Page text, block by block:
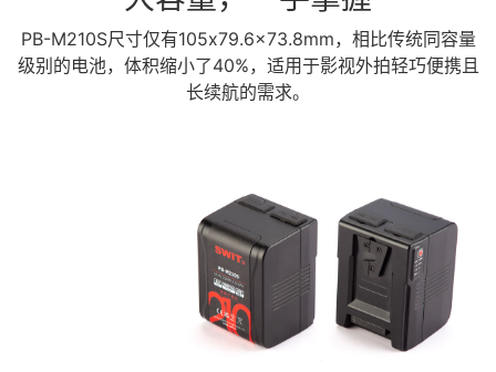
PB-M210S尺寸仅有105x79.6x73.8mm，相比传统同容量
级别的电池，体积缩小了40%，适用于影视外拍轻巧便携且
长续航的需求。